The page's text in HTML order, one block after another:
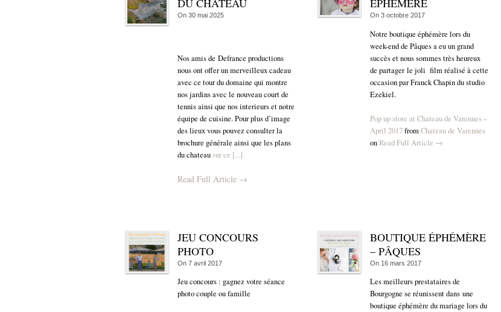
DU CHATEAU
On 30 mai 2025
Nos amis de Defrance productions
nous ont offer un merveilleux cadeau
avec ce tour du domaine qui montre
nos jardins avec le nouveau court de
tennis ainsi que nos interieurs et notre
équipe de cuisine. Pour plus d’image
des lieux vous pouvez consulter la
brochure générale ainsi que les plans
du chateausur ce [...]
Read Full Article →
ÉPHÉMÈRE
On3 octobre 2017
Notre boutique éphémère lors du
week-end de Pâques a eu un grand
succès et nous sommes très heureux
de partager le joli film réalisé à cette
occasion par Franck Chapin du studio
Ezekiel.
Pop up store at Chateau de Varennes –
April 2017fromChateau de Varennes
onRead Full Article →
JEU CONCOURS
PHOTO
On 7 avril 2017
Jeu concours : gagnez votre séance
photo couple ou famille
BOUTIQUE ÉPHÉMÈRE
– PÂQUES
On 16 mars 2017
Les meilleurs prestataires de
Bourgogne se réunissent dans une
boutique éphémère du mariage lors du